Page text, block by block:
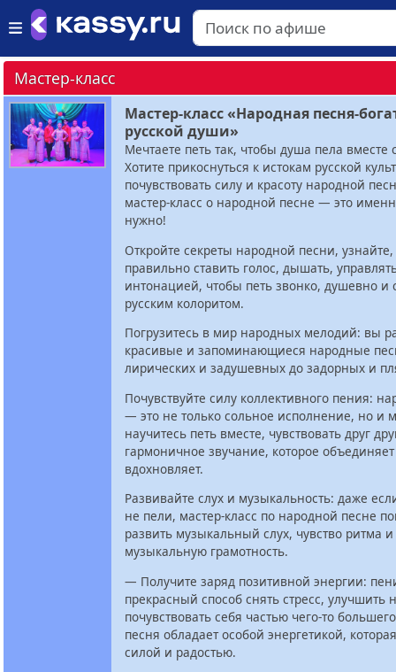
Мастер-класс
Мастер-класс «Народная песня-
русской души»
Мечтаете петь так, чтобы душа пела вместе
Хотите прикоснуться к истокам русской
почувствовать силу и красоту народной
мастер-класс о народной песне — это
нужно!
Откройте секреты народной песни, узнайте,
правильно ставить голос, дышать,
интонацией, чтобы петь звонко, душевно и
русским колоритом.
Погрузитесь в мир народных мелодий: вы
красивые и запоминающиеся народные
лирических и задушевных до задорных и
Почувствуйте силу коллективного пения:
— это не только сольное исполнение, но и
научитесь петь вместе, чувствовать друг
гармоничное звучание, которое
вдохновляет.
Развивайте слух и музыкальность: даже
не пели, мастер-класс по народной песне
развить музыкальный слух, чувство ритма
музыкальную грамотность.
— Получите заряд позитивной энергии:
прекрасный способ снять стресс, улучшить
почувствовать себя частью чего-то
песня обладает особой энергетикой,
силой и радостью.